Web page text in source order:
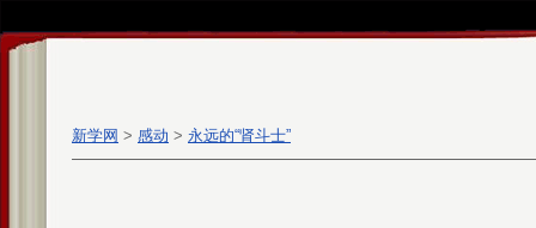
新学网 > 感动 > 永远的“肾斗士”